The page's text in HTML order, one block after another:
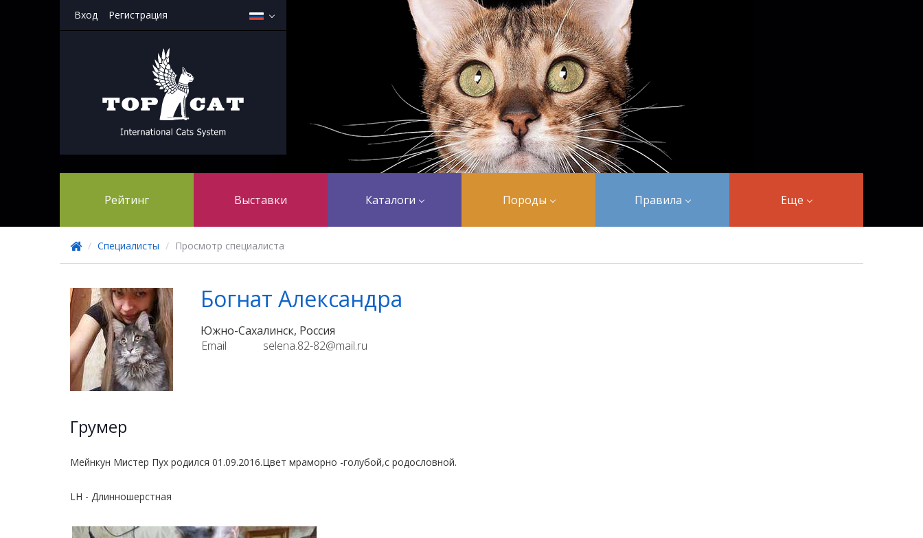
Вход Регистрация
Рейтинг Выставки Каталоги Породы Правила Еще
/ Специалисты / Просмотр специалиста
Богнат Александра
Южно-Сахалинск, Россия
Email
selena.82-82@mail.ru
Грумер
Мейнкун Мистер Пух родился 01.09.2016.Цвет мраморно -голубой,с родословной.
LH - Длинношерстная